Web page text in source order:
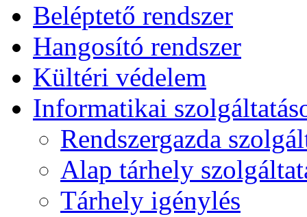
Beléptető rendszer
Hangosító rendszer
Kültéri védelem
Informatikai
Rendszergazda
Alap tárhely
Tárhely igénylés